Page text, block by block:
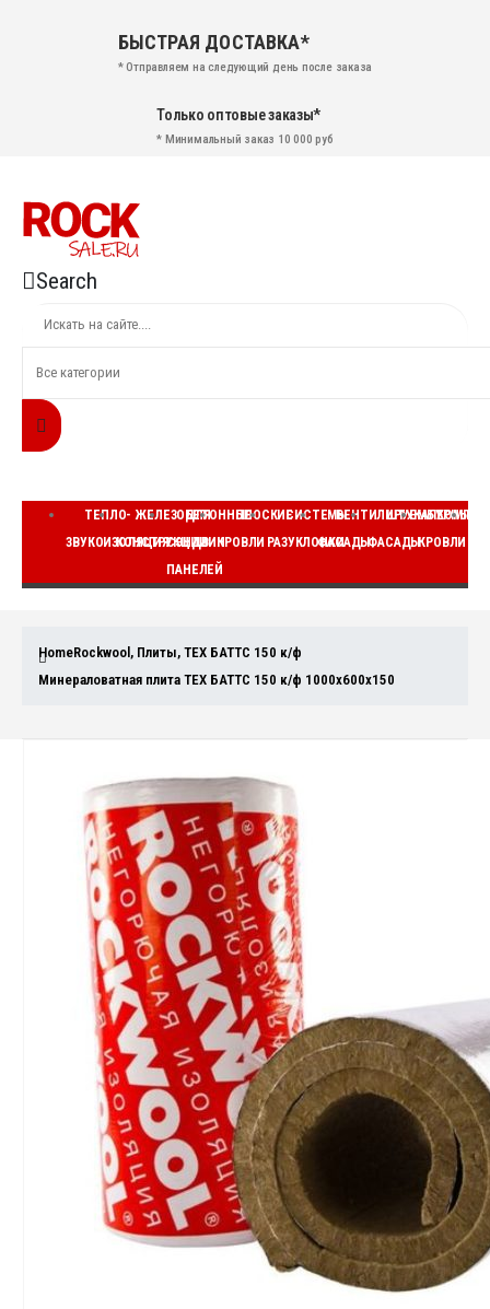
БЫСТРАЯ ДОСТАВКА*
* Отправляем на следующий день после заказа
Только оптовые заказы*
* Минимальный заказ 10 000 руб
Search
ТЕПЛО-
ЗВУКОИЗОЛЯЦИЯ
ЖЕЛЕЗОБЕТОННЫЕ
КОНСТРУКЦИИ
ДЛЯ
СЭНДВИЧ
ПАНЕЛЕЙ
ПЛОСКИЕ
КРОВЛИ
СИСТЕМЫ
РАЗУКЛОНКИ
ВЕНТИЛИРУЕМЫЕ
ФАСАДЫ
ШТУКАТУРНЫЕ
ФАСАДЫКРОВЛИ
HomeRockwool , Плиты, ТЕХ БАТТС 150 к/ф
Минераловатная плита ТЕХ БАТТС 150 к/ф 1000x600x150